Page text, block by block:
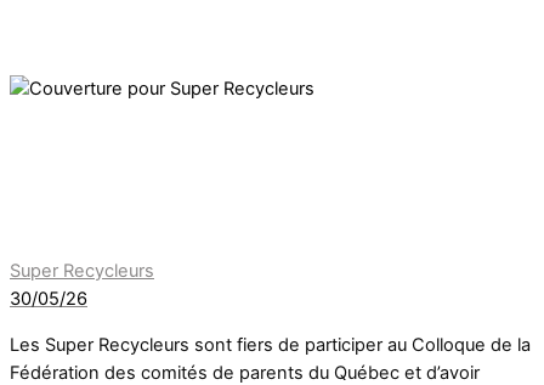
Super Recycleurs
30/05/26
Les Super Recycleurs sont fiers de participer au Colloque de la
Fédération des comités de parents du Québec et d’avoir